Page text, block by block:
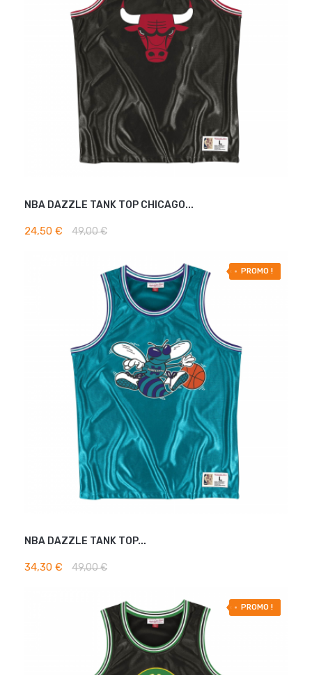
NBA DAZZLE TANK TOP CHICAGO...
24,50 € 49,00 €
-30% OFF
PROMO !
NBA DAZZLE TANK TOP...
34,30 € 49,00 €
-50% OFF
PROMO !